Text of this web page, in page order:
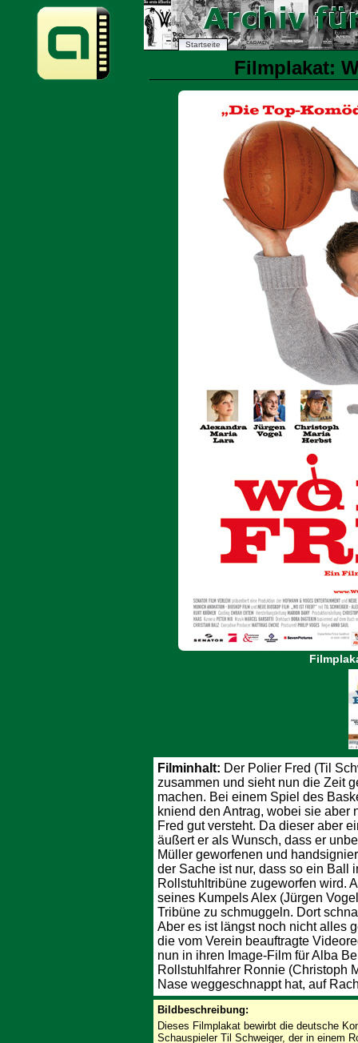
Startseite
Filmplakat:
Filminhalt: Der Polier Fred (Til
zusammen und sieht nun die Zeit
machen. Bei einem Spiel des
kniend den Antrag, wobei sie aber
Fred gut versteht. Da dieser aber
äußert er als Wunsch, dass er
Müller geworfenen und
der Sache ist nur, dass so ein Ball
Rollstuhltribüne zugeworfen wird.
seines Kumpels Alex (Jürgen
Tribüne zu schmuggeln. Dort
Aber es ist längst noch nicht alles
die vom Verein beauftragte
nun in ihren Image-Film für Alba
Rollstuhlfahrer Ronnie (Christoph
Nase weggeschnappt hat, auf
Bildbeschreibung:
Dieses Filmplakat bewirbt die deutsche
Schauspieler Til Schweiger, der in einem